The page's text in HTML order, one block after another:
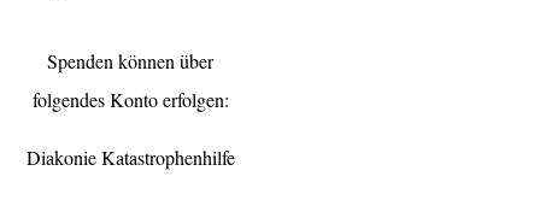
Spenden können über
folgendes Konto erfolgen:
Diakonie Katastrophenhilfe